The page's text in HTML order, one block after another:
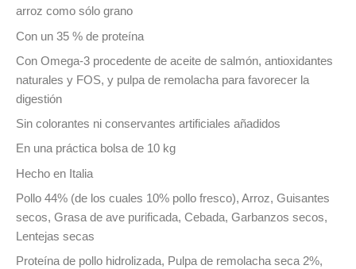
arroz como sólo grano
Con un 35 % de proteína
Con Omega-3 procedente de aceite de salmón, antioxidantes
naturales y FOS, y pulpa de remolacha para favorecer la
digestión
Sin colorantes ni conservantes artificiales añadidos
En una práctica bolsa de 10 kg
Hecho en Italia
Pollo 44% (de los cuales 10% pollo fresco), Arroz, Guisantes
secos, Grasa de ave purificada, Cebada, Garbanzos secos,
Lentejas secas
Proteína de pollo hidrolizada, Pulpa de remolacha seca 2%,